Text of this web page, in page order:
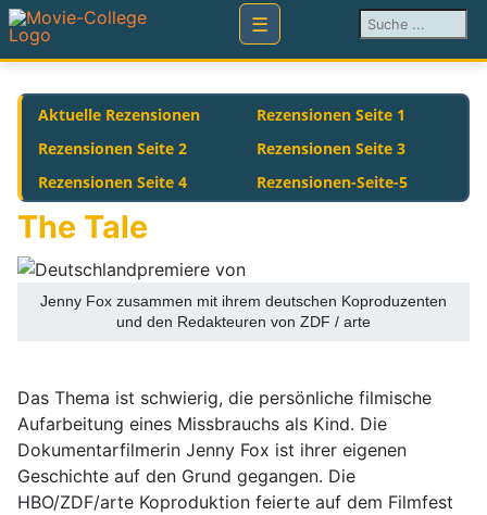
Suchen ...
Aktuelle Rezensionen
Rezensionen Seite 1
Rezensionen Seite 2
Rezensionen Seite 3
Rezensionen Seite 4
Rezensionen-Seite-5
The Tale
Jenny Fox zusammen mit ihrem deutschen Koproduzenten
und den Redakteuren von ZDF / arte
Das Thema ist schwierig, die persönliche filmische
Aufarbeitung eines Missbrauchs als Kind. Die
Dokumentarfilmerin Jenny Fox ist ihrer eigenen
Geschichte auf den Grund gegangen. Die
HBO/ZDF/arte Koproduktion feierte auf dem Filmfest